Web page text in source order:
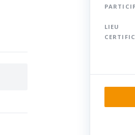
LIEU